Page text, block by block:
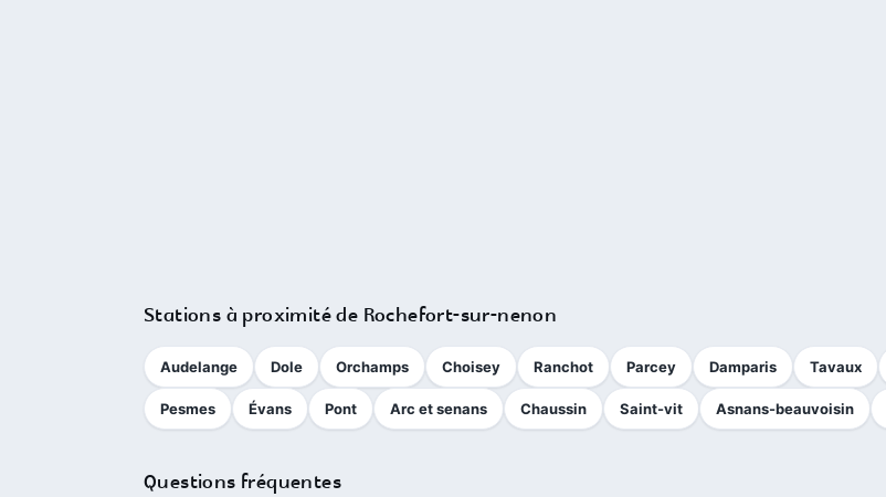
Stations à proximité de Rochefort-sur-nenon
Audelange Dole Orchamps Choisey Ranchot Parcey Damparis Tavaux
Pesmes Évans Pont Arc et senans Chaussin Saint-vit Asnans-beauvoisin
Questions fréquentes